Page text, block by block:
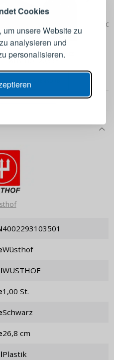
Cookies
unsere Website zu
analysieren und
personalisieren.
24,90 €
Klingenschutz
WÜSTHOF 20,5 cm
IN DEN WARENKORB
4002293103501
Wüsthof
WÜSTHOF
1,00 St.
schwarz
26,8 cm
Plastik
bei Ihrem